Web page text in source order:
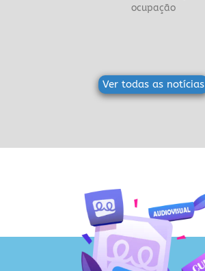
ocupação
Ver todas as notícias